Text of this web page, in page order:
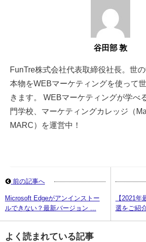
谷田部 敦
FunTre株式会社代表取締役社長。世
本物をWEBマーケティングを使って
きます。 WEBマーケティングが学べ
門学校、マーケティングカレッジ（
MARC）を運営中！
前の記事へ
Microsoft Edgeがアンインストー
ルできない？最新バージョン ...
【2021
選をご紹
よく読まれている記事